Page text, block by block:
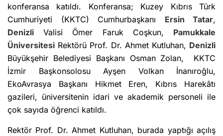
konferansa katıldı. Konferansa; Kuzey Kıbrıs Türk
Cumhuriyeti (KKTC) Cumhurbaşkanı Ersin Tatar,
Denizli Valisi Ömer Faruk Coşkun, Pamukkale
Üniversitesi Rektörü Prof. Dr. Ahmet Kutluhan, Denizli
Büyükşehir Belediyesi Başkanı Osman Zolan, KKTC
İzmir Başkonsolosu Ayşen Volkan İnanıroğlu,
EkoAvrasya Başkanı Hikmet Eren, Kıbrıs Harekâtı
gazileri, üniversitenin idari ve akademik personeli ile
çok sayıda öğrenci katıldı.
Rektör Prof. Dr. Ahmet Kutluhan, burada yaptığı açılış